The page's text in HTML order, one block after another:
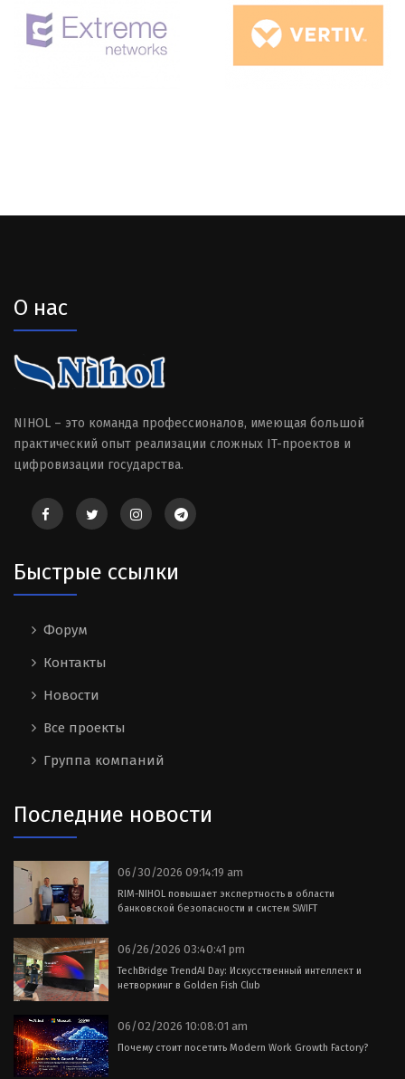
О нас
NIHOL – это команда профессионалов, имеющая большой
практический опыт реализации сложных IT-проектов и
цифровизации государства.
Быстрые ссылки
Форум
Контакты
Новости
Все проекты
Группа компаний
Последние новости
06/30/2026 09:14:19 am
RIM-NIHOL повышает экспертность в области
банковской безопасности и систем SWIFT
06/26/2026 03:40:41 pm
TechBridge TrendAI Day: Искусственный интеллект и
нетворкинг в Golden Fish Club
06/02/2026 10:08:01 am
Почему стоит посетить Modern Work Growth Factory?